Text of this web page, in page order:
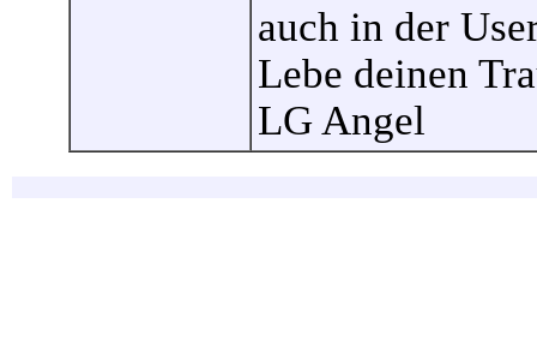
auch in der
Lebe deinen
LG Angel